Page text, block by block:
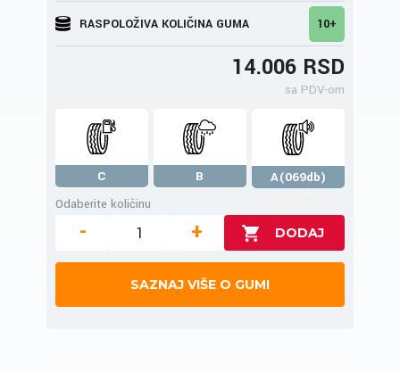
RASPOLOŽIVA KOLIČINA GUMA 10+
14.006 RSD
sa PDV-om
C B
A(069db)
Odaberite količinu
- +
SAZNAJ VIŠE O GUMI